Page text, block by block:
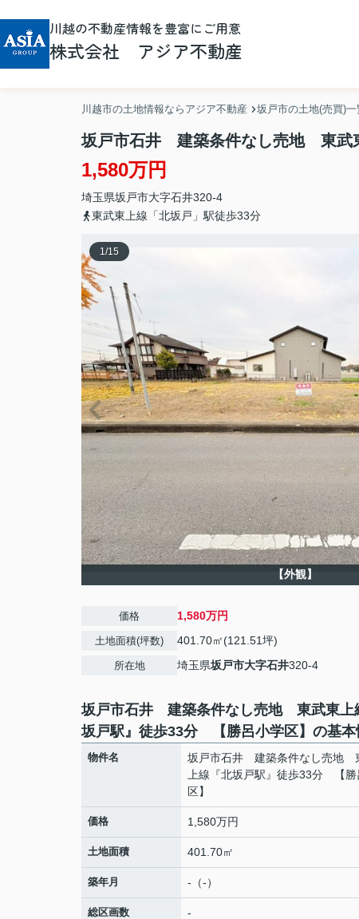
川越の不動産情報を豊富にご用意
株式会社 アジア不動産
川越市の土地情報ならアジア不動産 坂戸市の土地(売買)一
坂戸市石井 建築条件なし売地 東武
1,580万円
埼玉県坂戸市大字石井320-4
東武東上線「北坂戸」駅徒歩33分
1/15
【外観】
価格 1,580万円
土地面積(坪数) 401.70㎡(121.51坪)
所在地 埼玉県坂戸市大字石井320-4
坂戸市石井 建築条件なし売地 東武東上
坂戸駅』徒歩33分 【勝呂小学区】の基本
物件名
坂戸市石井 建築条件なし売地
上線『北坂戸駅』徒歩33分 【勝
区】
価格 1,580万円
土地面積 401.70㎡
築年月 -（-）
総区画数 -